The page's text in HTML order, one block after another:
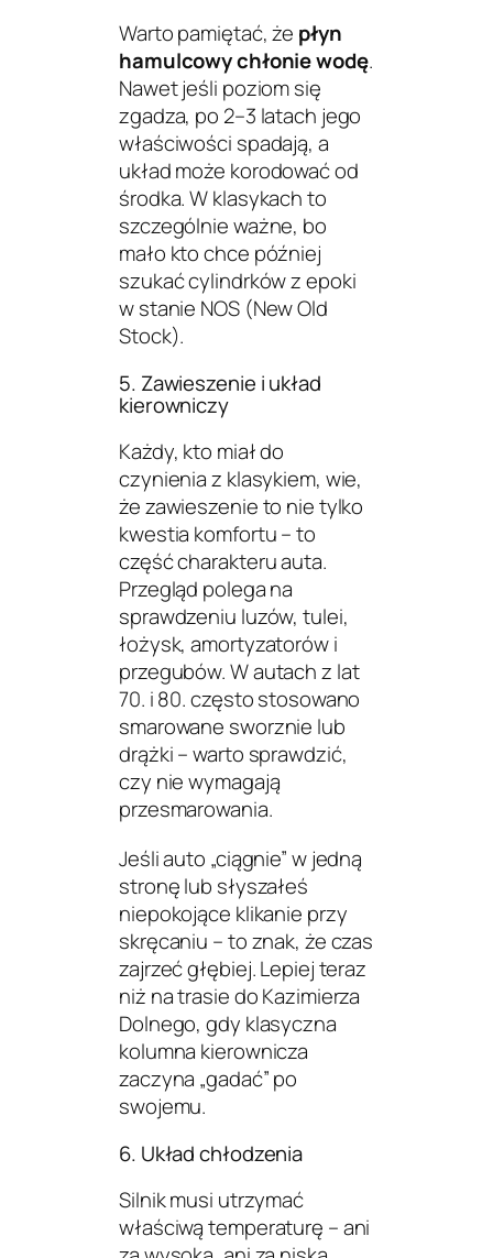
Warto pamiętać, że płyn
hamulcowy chłonie wodę.
Nawet jeśli poziom się
zgadza, po 2–3 latach jego
właściwości spadają, a
układ może korodować od
środka. W klasykach to
szczególnie ważne, bo
mało kto chce później
szukać cylindrków z epoki
w stanie NOS (New Old
Stock).
5. Zawieszenie i układ
kierowniczy
Każdy, kto miał do
czynienia z klasykiem, wie,
że zawieszenie to nie tylko
kwestia komfortu – to
część charakteru auta.
Przegląd polega na
sprawdzeniu luzów, tulei,
łożysk, amortyzatorów i
przegubów. W autach z lat
70. i 80. często stosowano
smarowane sworznie lub
drążki – warto sprawdzić,
czy nie wymagają
przesmarowania.
Jeśli auto „ciągnie” w jedną
stronę lub słyszałeś
niepokojące klikanie przy
skręcaniu – to znak, że czas
zajrzeć głębiej. Lepiej teraz
niż na trasie do Kazimierza
Dolnego, gdy klasyczna
kolumna kierownicza
zaczyna „gadać” po
swojemu.
6. Układ chłodzenia
Silnik musi utrzymać
właściwą temperaturę – ani